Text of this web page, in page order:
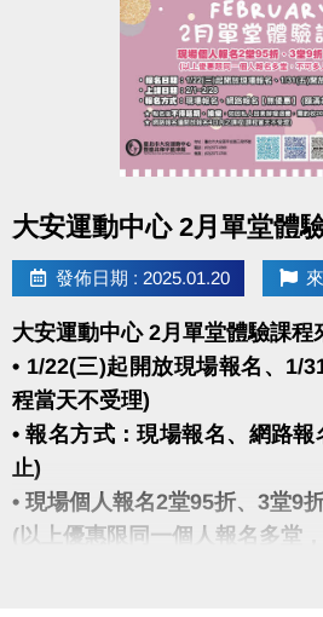
大安運動中心 2月單堂體
發佈日期 : 2025.01.20
大安運動中心 2月單堂體驗課程
• 1/22(三)起開放現場報名、1/
程當天不受理)
• 報名方式：現場報名、網路
止)
• 現場個人報名2堂95折、3堂9
(以上優惠限同一個人報名多堂
★ 報名後不得延期、換堂，如